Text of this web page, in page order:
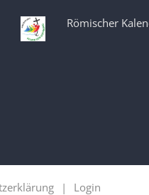
Römischer
Login